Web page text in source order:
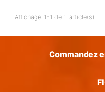
Affichage 1-1 de 1 article(s)
Commandez